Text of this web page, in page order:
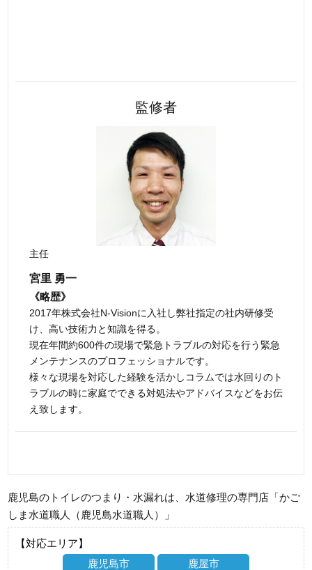
監修者
主任
宮里 勇一
《略歴》
2017年株式会社N-Visionに入社し弊社指定の社内研修受
け、高い技術力と知識を得る。
現在年間約600件の現場で緊急トラブルの対応を行う緊急
メンテナンスのプロフェッショナルです。
様々な現場を対応した経験を活かしコラムでは水回りのト
ラブルの時に家庭でできる対処法やアドバイスなどをお伝
え致します。
鹿児島のトイレのつまり・水漏れは、水道修理の専門店「かご
しま水道職人（鹿児島水道職人）」
【対応エリア】
鹿児島市
鹿屋市